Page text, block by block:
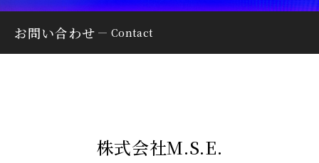
お問い合わせ Contact
株式会社M.S.E.